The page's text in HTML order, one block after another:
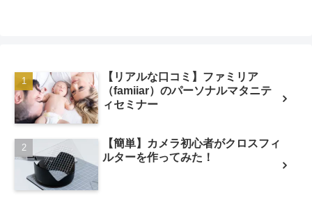
【リアルな口コミ】ファミリア
（famiiar）のパーソナルマタニテ
ィセミナー
【簡単】カメラ初心者がクロスフィ
ルターを作ってみた！